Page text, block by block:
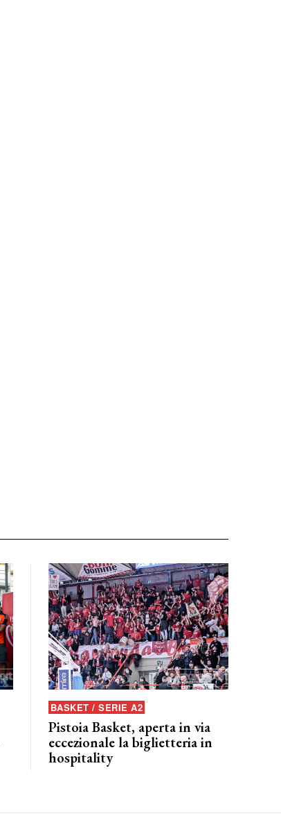
BASKET / SERIE A2
Pistoia Basket, aperta in via
eccezionale la biglietteria in
hospitality